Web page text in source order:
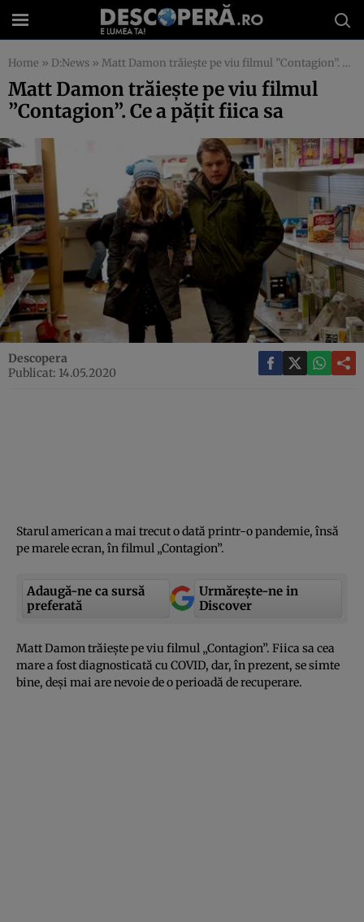
Home » D:News » Matt Damon trăieşte pe viu filmul ”Contagion”. Ce a păţit fiica sa
Matt Damon trăieşte pe viu filmul
”Contagion”. Ce a păţit fiica sa
Descopera
Publicat: 14.05.2020
Starul american a mai trecut o dată printr-o pandemie, însă
pe marele ecran, în filmul „Contagion”.
Adaugă-ne ca sursă
preferată
Urmărește-ne in
Discover
Matt Damon trăieşte pe viu filmul „Contagion”. Fiica sa cea
mare a fost diagnosticată cu COVID, dar, în prezent, se simte
bine, deşi mai are nevoie de o perioadă de recuperare.